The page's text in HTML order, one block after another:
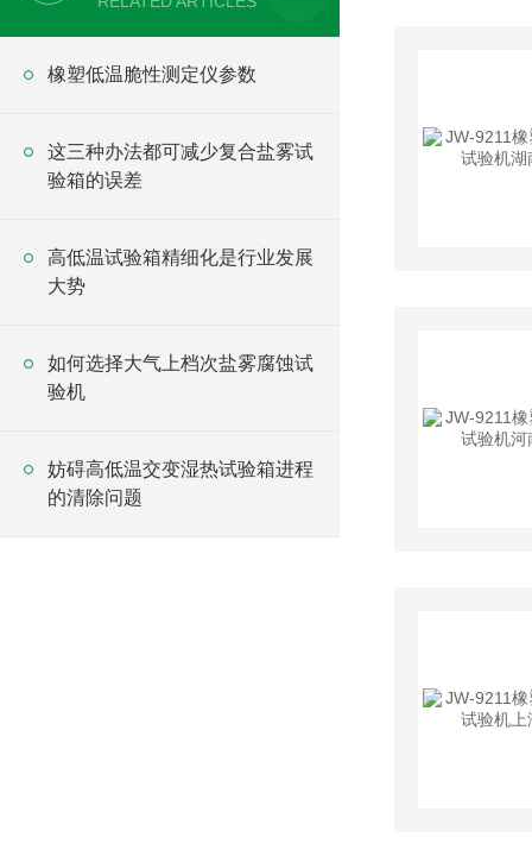
橡塑低温脆性测定仪参数
这三种办法都可减少复合盐雾试
验箱的误差
高低温试验箱精细化是行业发展
大势
如何选择大气上档次盐雾腐蚀试
验机
妨碍高低温交变湿热试验箱进程
的清除问题